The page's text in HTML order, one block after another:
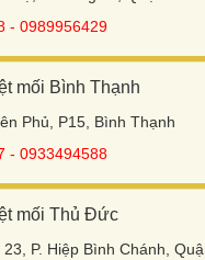
- 0989956429
mối Bình Thạnh
Phủ, P15, Bình Thạnh
- 0933494588
mối Thủ Đức
P. Hiệp Bình Chánh,